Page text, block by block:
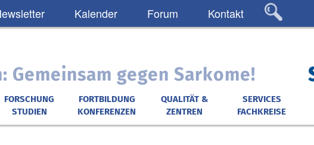
Kalender Forum Kontakt
gegen Sarkome!
FORSCHUNG
STUDIEN
FORTBILDUNG
KONFERENZEN
QUALITÄT &
ZENTREN
SERVICES
FACHKREISE